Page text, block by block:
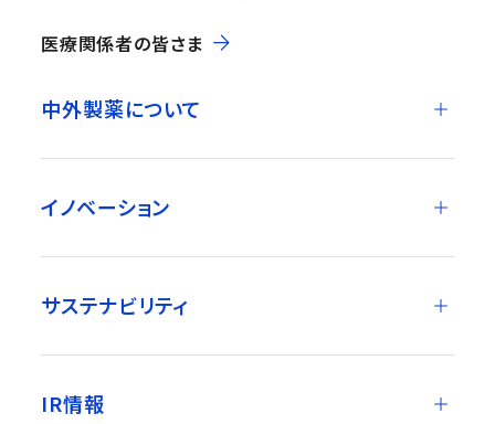
医療関係者の皆さま
中外製薬について
イノベーション
サステナビリティ
IR情報